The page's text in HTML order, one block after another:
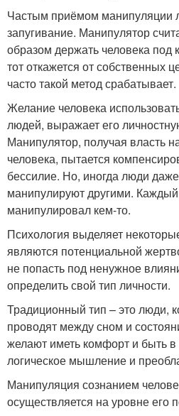
Частым приёмом манипуляции
запугивание. Манипулятор
образом держать человека под
тот откажется от собственных
часто такой метод срабатывает.
Желание человека
людей, выражает его
Манипулятор, получая власть
человека, пытается
бессилие. Но, иногда люди
манипулируют другими.
манипулировал кем-то.
Психология выделяет
являются потенциальной
не попасть под ненужное
определить свой тип личности.
Традиционный тип – это люди,
проводят между сном и
желают иметь комфорт и быть в
логическое мышление и
Манипуляция сознанием
осуществляется на уровне его